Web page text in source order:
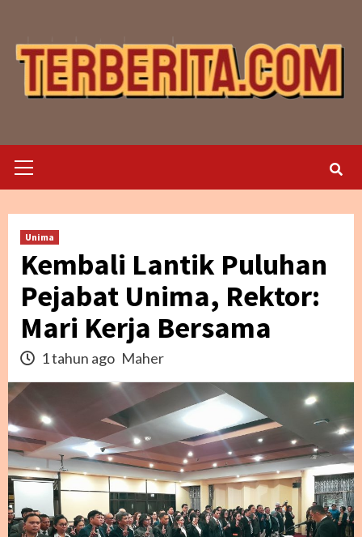
content
Menu
Unima
Kembali Lantik Puluhan
Pejabat Unima, Rektor:
Mari Kerja Bersama
1 tahun ago Maher